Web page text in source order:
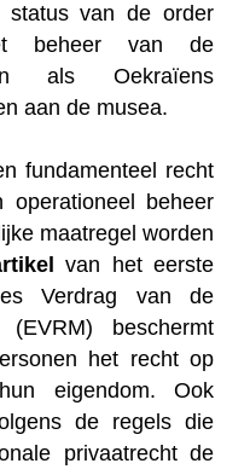
van de order
beheer van de
als Oekraïens
aan de musea.
fundamenteel recht
beheer
maatregel worden
van het eerste
Verdrag van de
beschermt
het recht op
eigendom. Ook
de regels die
privaatrecht de